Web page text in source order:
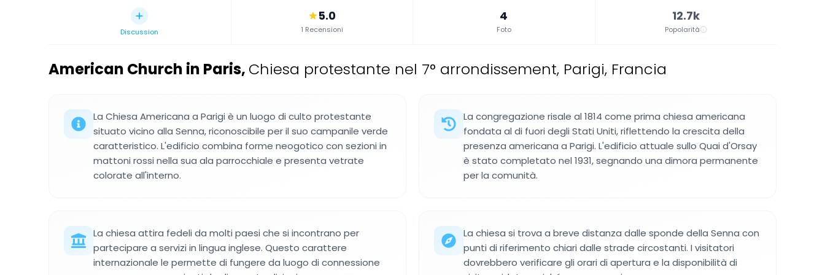
Discussion
5.0
1 Recensioni
4
Foto
12.7k
Popolarità
American Church in Paris, Chiesa protestante nel 7° arrondissement, Parigi, Francia
La Chiesa Americana a Parigi è un luogo di culto protestante
situato vicino alla Senna, riconoscibile per il suo campanile verde
caratteristico. L'edificio combina forme neogotico con sezioni in
mattoni rossi nella sua ala parrocchiale e presenta vetrate
colorate all'interno.
La congregazione risale al 1814 come prima chiesa americana
fondata al di fuori degli Stati Uniti, riflettendo la crescita della
presenza americana a Parigi. L'edificio attuale sullo Quai d'Orsay
è stato completato nel 1931, segnando una dimora permanente
per la comunità.
La chiesa attira fedeli da molti paesi che si incontrano per
partecipare a servizi in lingua inglese. Questo carattere
internazionale le permette di fungere da luogo di connessione
La chiesa si trova a breve distanza dalle sponde della Senna con
punti di riferimento chiari dalle strade circostanti. I visitatori
dovrebbero verificare gli orari di apertura e la disponibilità di